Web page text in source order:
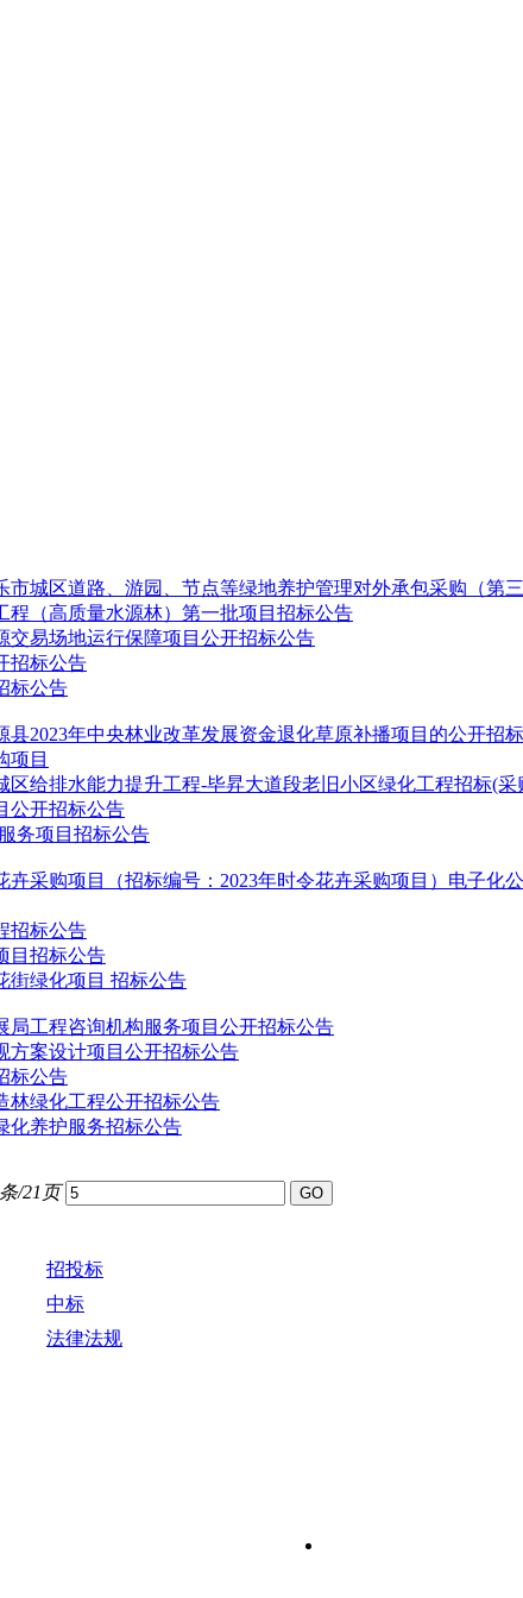
市城区道路、游园、节点等绿地养护管理对外承包采购（第
程（高质量水源林）第一批项目招标公告
交易场地运行保障项目公开招标公告
招标公告
标公告
2023年中央林业改革发展资金退化草原补播项目的公开招
项目
给排水能力提升工程-毕昇大道段老旧小区绿化工程招标(采
公开招标公告
务项目招标公告
卉采购项目（招标编号：2023年时令花卉采购项目）电子化
招标公告
目招标公告
街绿化项目 招标公告
局工程咨询机构服务项目公开招标公告
方案设计项目公开招标公告
标公告
林绿化工程公开招标公告
化养护服务招标公告
/21页
招投标
中标
法律法规